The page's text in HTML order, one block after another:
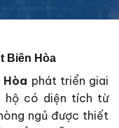
Biên Hòa
phát triển giai
hộ có diện tích từ
ngủ được thiết